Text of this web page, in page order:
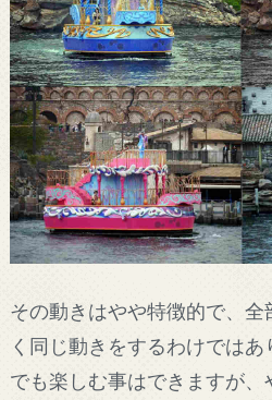
その動きはやや特徴的で、
く同じ動きをするわけでは
でも楽しむ事はできますが